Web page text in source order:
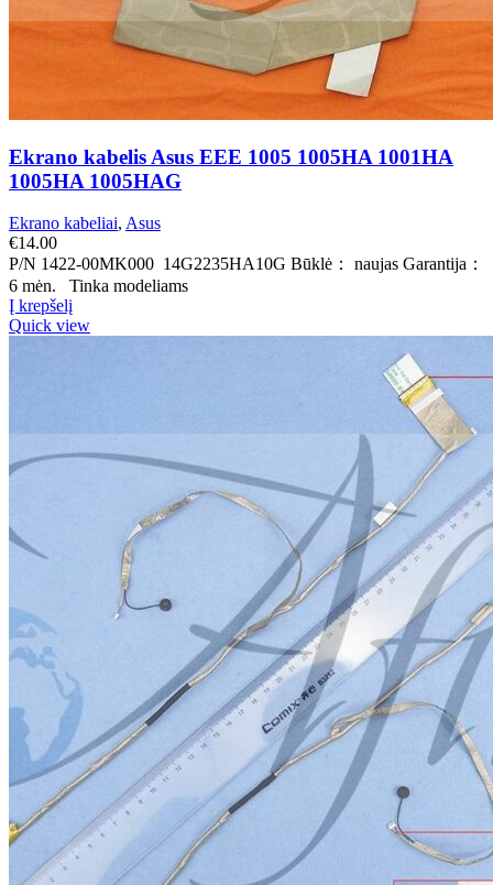
Ekrano kabelis Asus EEE 1005 1005HA 1001HA
1005HA 1005HAG
Ekrano kabeliai, Asus
€14.00
P/N 1422-00MK000 14G2235HA10G Būklė： naujas Garantija：
6 mėn. Tinka modeliams
Į krepšelį
Quick view